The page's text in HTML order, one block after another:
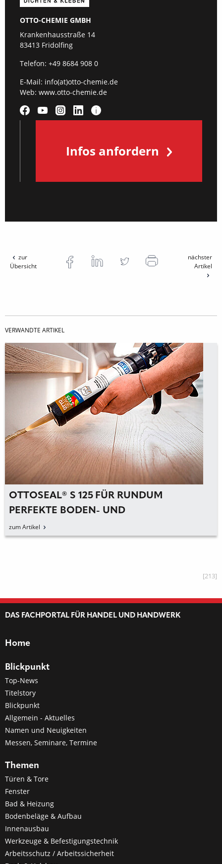
OTTO-CHEMIE GMBH
Krankenhausstraße 14
83413 Fridolfing
Telefon: +49 8684 908 0
E-Mail: info(at)otto-chemie.de
Web: www.otto-chemie.de
Infos anfordern
zur
Übersicht
nächster
Artikel
VERWANDTE ARTIKEL
OTTOSEAL® S 125 FÜR RUNDUM
PERFEKTE BODEN- UND
ANSCHLUSSFUGEN
zum Artikel
[213]
DAS FACHPORTAL FÜR HANDEL UND HANDWERK
Home
Blickpunkt
Top-News
Titelstory
Blickpunkt
Allgemein - Aktuelles
Namen und Neuigkeiten
Messen, Seminare, Termine
Themen
Türen & Tore
Fenster
Bad & Heizung
Bodenbeläge & Aufbau
Innenausbau
Werkzeuge & Befestigungstechnik
Arbeitsschutz / Arbeitssicherheit